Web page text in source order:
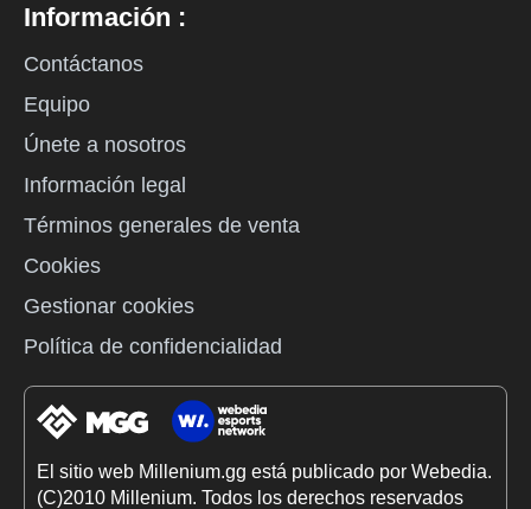
Información :
Contáctanos
Equipo
Únete a nosotros
Información legal
Términos generales de venta
Cookies
Gestionar cookies
Política de confidencialidad
El sitio web Millenium.gg está publicado por Webedia.
(C)2010 Millenium. Todos los derechos reservados